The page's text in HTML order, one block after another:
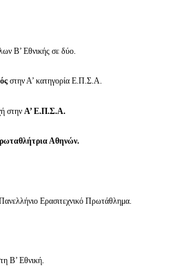
Β’ Εθνικής σε δύο.
στην Α’ κατηγορία Ε.Π.Σ.Α.
στην Α’ Ε.Π.Σ.Α.
Αθηνών.
Ερασιτεχνικό Πρωτάθλημα.
Β’ Εθνική.